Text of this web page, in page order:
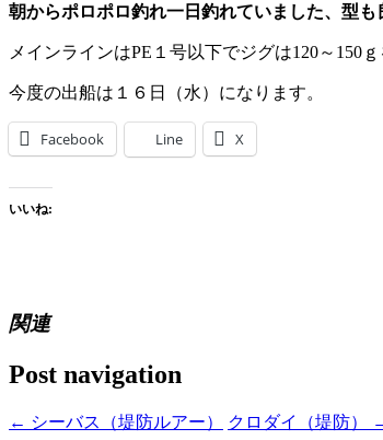
朝からポロポロ釣れ一日釣れていました、型
メインラインはPE１号以下でジグは120～150
今度の出船は１６日（水）になります。
Facebook Line X
いいね:
関連
Post navigation
← シーバス（堤防ルアー） クロダイ（堤防）